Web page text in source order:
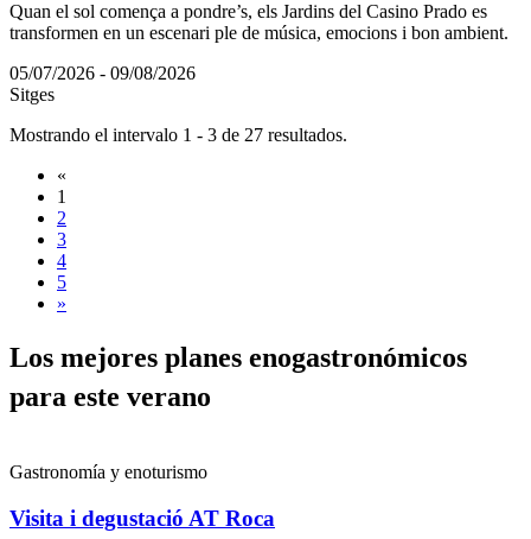
Quan el sol comença a pondre’s, els Jardins del Casino Prado es
transformen en un escenari ple de música, emocions i bon ambient.
05/07/2026 - 09/08/2026
Sitges
Mostrando el intervalo 1 - 3 de 27 resultados.
«
1
2
3
4
5
»
Los mejores planes enogastronómicos
para este verano
Gastronomía y enoturismo
Visita i degustació AT Roca